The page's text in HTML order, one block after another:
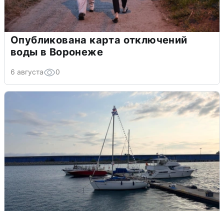
Опубликована карта отключений
воды в Воронеже
6 августа 0